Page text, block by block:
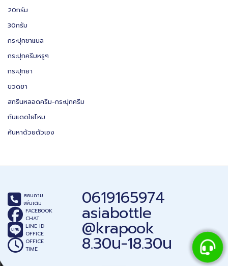
20กรัม
30กรัม
กระปุกชาแนล
กระปุกครีมหรูๆ
กระปุกยา
ขวดยา
สกรีนหลอดครีม-กระปุกครีม
กันแดดใยไหม
ค้นหาด้วยตัวเอง
สอบถาม
เพิ่มเติม
0619165974
FACEBOOK
CHAT
asiabottle
LINE ID
OFFICE
@krapook
OFFICE
TIME
8.30น-18.30น